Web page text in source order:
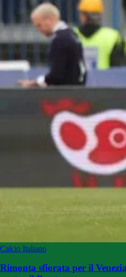
Calcio Italiano
Rimonta sfiorata per il